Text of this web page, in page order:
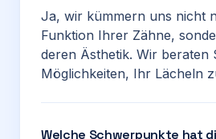
Ja, wir kümmern uns nicht
Funktion Ihrer Zähne,
deren Ästhetik. Wir beraten
Möglichkeiten, Ihr Lächeln
Welche Schwerpunkte hat